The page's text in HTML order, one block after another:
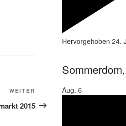
Nächster
Beitrag
WEITER
2015
Hervorgehoben 24.
Aug. 6